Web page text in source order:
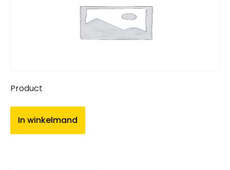
Product
In winkelmand